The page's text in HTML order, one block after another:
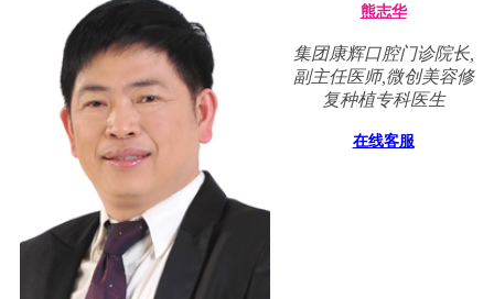
熊志华
集团康辉口腔门诊院长,
副主任医师,微创美容修
复种植专科医生
在线客服